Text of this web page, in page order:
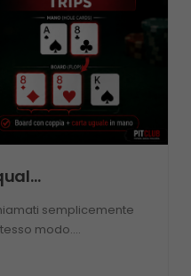
semplicemente
modo....